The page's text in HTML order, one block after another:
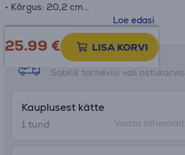
• Kõrgus: 20,2 cm
Loe edasi
25.99 € LISA KORVI
Tarne võimalused
Sobilik tarneviis vali ostukorvis
Kauplusest kätte
1 tund
Vaata lähemalt